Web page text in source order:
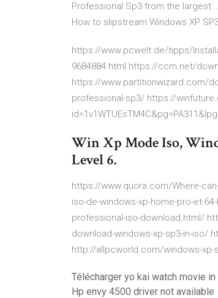
Professional Sp3 from the largest
How to slipstream Windows XP
https://www.pcwelt.de/tipps/
9684884.html https://ccm.net/
https://www.partitionwizard.com/
professional-sp3/ https://
Win Xp Mode Iso,
Level 6.
https://www.quora.com/Where-
iso-de-windows-xp-home-pro-et-
professional-iso-download.html/
download-windows-xp-sp3-in-iso/
http://allpcworld.com/windows-
Télécharger yo kai watch movie in
Hp envy 4500 driver not available